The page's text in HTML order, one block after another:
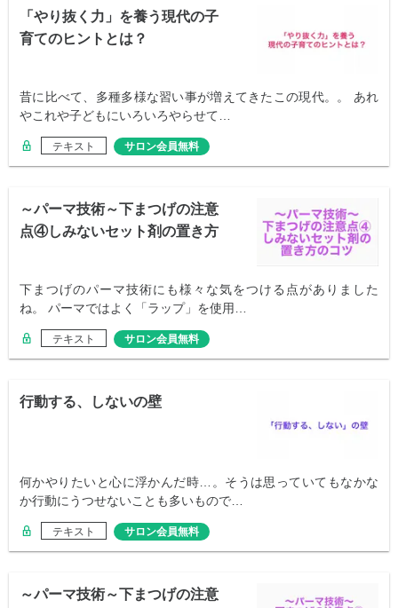
「やり抜く力」を養う現代の子
育てのヒントとは？
昔に比べて、多種多様な習い事が増えてきたこの現代。。 あれ
やこれや子どもにいろいろやらせて…
テキスト サロン会員無料
～パーマ技術～下まつげの注意
点④しみないセット剤の置き方
下まつげのパーマ技術にも様々な気をつける点がありました
ね。 パーマではよく「ラップ」を使用…
テキスト サロン会員無料
行動する、しないの壁
何かやりたいと心に浮かんだ時…。そうは思っていてもなかな
か行動にうつせないことも多いもので…
テキスト サロン会員無料
～パーマ技術～下まつげの注意